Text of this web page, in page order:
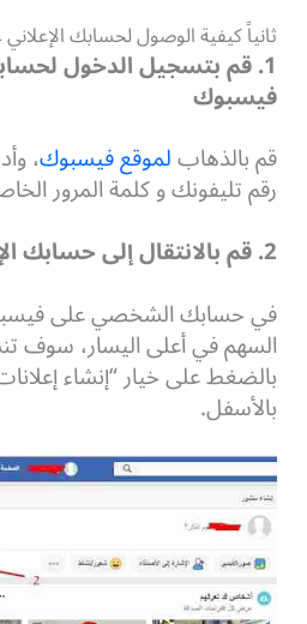
ثانياً كيفية الوصول لحسابك
1. قم بتسجيل الدخول
فيسبوك
قم بالذهابلموقع فيسبوك،
رقم تليفونك و كلمة المرور
2. قم بالانتقال إلى حسابك الإعلاني
في حسابك الشخصي على
السهم في أعلى اليسار، سوف
بالضغط على خيار “إنشاء
بالأسفل.